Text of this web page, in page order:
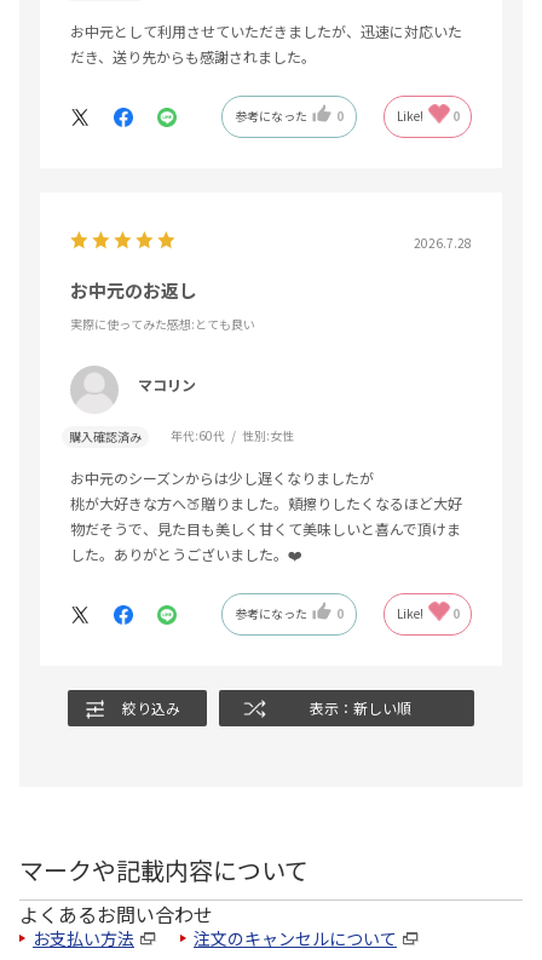
お中元として利用させていただきましたが、迅速に対応いた
だき、送り先からも感謝されました。
参考になった 0 Like! 0
2026.7.28
お中元のお返し
実際に使ってみた感想:とても良い
マコリン
購入確認済み 年代:60代 性別:女性
お中元のシーズンからは少し遅くなりましたが
桃が大好きな方へ🍑贈りました。頬擦りしたくなるほど大好
物だそうで、見た目も美しく甘くて美味しいと喜んで頂けま
した。ありがとうございました。❤️
参考になった 0 Like! 0
絞り込み 表示：新しい順
マークや記載内容について
よくあるお問い合わせ
お支払い方法 注文のキャンセルについて